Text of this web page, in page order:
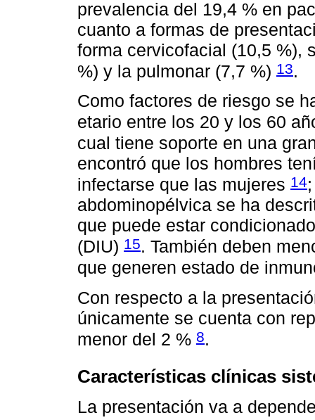
prevalencia del 19,4 % en
cuanto a formas de
forma cervicofacial (10,5 %),
%) y la pulmonar (7,7 %) 13.
Como factores de riesgo se
etario entre los 20 y los 60
cual tiene soporte en una
encontró que los hombres
infectarse que las mujeres 14
abdominopélvica se ha
que puede estar
(DIU) 15. También deben
que generen estado de
Con respecto a la
únicamente se cuenta con
menor del 2 % 8.
Características clínicas
La presentación va a